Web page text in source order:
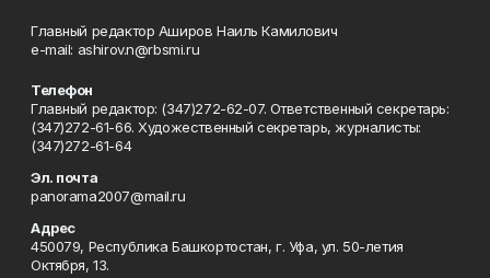
Главный редактор Аширов Наиль Камилович
e-mail: ashirov.n@rbsmi.ru
Телефон
Главный редактор: (347)272-62-07. Ответственный секретарь:
(347)272-61-66. Художественный секретарь, журналисты:
(347)272-61-64
Эл. почта
panorama2007@mail.ru
Адрес
450079, Республика Башкортостан, г. Уфа, ул. 50-летия
Октября, 13.